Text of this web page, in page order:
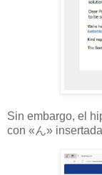
Sin embargo, el
con «ん»